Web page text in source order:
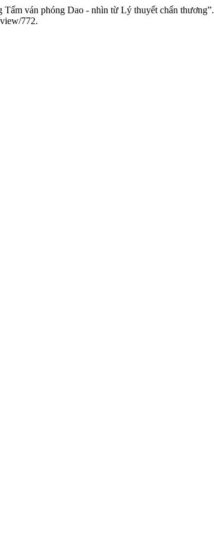
ván phóng Dao - nhìn từ Lý thuyết chấn thương”.
772.